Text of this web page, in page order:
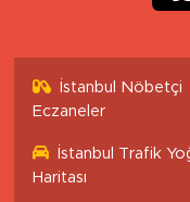
İstanbul Nöbetçi
Eczaneler
İstanbul Trafik
Haritası